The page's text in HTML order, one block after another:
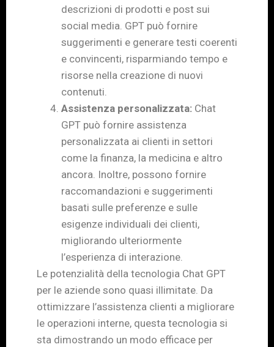
descrizioni di prodotti e post sui
social media. GPT può fornire
suggerimenti e generare testi coerenti
e convincenti, risparmiando tempo e
risorse nella creazione di nuovi
contenuti.
Assistenza personalizzata: Chat
GPT può fornire assistenza
personalizzata ai clienti in settori
come la finanza, la medicina e altro
ancora. Inoltre, possono fornire
raccomandazioni e suggerimenti
basati sulle preferenze e sulle
esigenze individuali dei clienti,
migliorando ulteriormente
l’esperienza di interazione.
Le potenzialità della tecnologia Chat GPT
per le aziende sono quasi illimitate. Da
ottimizzare l’assistenza clienti a migliorare
le operazioni interne, questa tecnologia si
sta dimostrando un modo efficace per